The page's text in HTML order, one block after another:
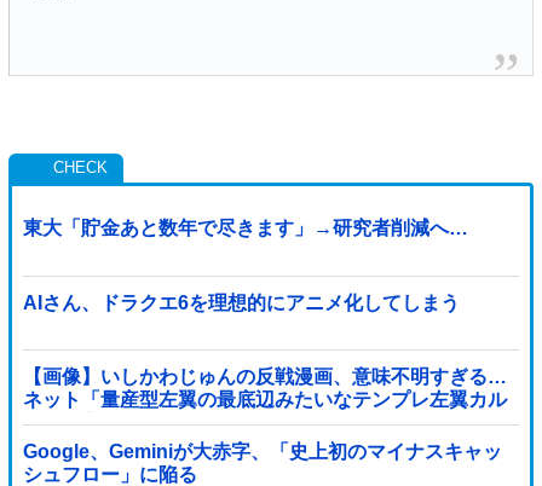
東大「貯金あと数年で尽きます」→研究者削減へ…
AIさん、ドラクエ6を理想的にアニメ化してしまう
【画像】いしかわじゅんの反戦漫画、意味不明すぎる…
ネット「量産型左翼の最底辺みたいなテンプレ左翼カル
ト陰謀妄想漫画しか描けなくなってる」
Google、Geminiが大赤字、「史上初のマイナスキャッ
シュフロー」に陥る